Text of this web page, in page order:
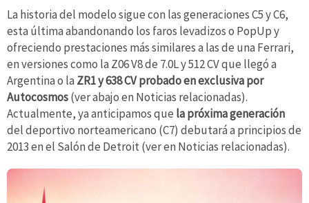
La historia del modelo sigue con las generaciones C5 y C6,
esta última abandonando los faros levadizos o PopUp y
ofreciendo prestaciones más similares a las de una Ferrari,
en versiones como la Z06 V8 de 7.0L y 512 CV que llegó a
Argentina o la ZR1 y 638 CV probado en exclusiva por
Autocosmos(ver abajo en Noticias relacionadas).
Actualmente, ya anticipamos que la próxima generación
del deportivo norteamericano (C7) debutará a principios de
2013 en el Salón de Detroit (ver en Noticias relacionadas).